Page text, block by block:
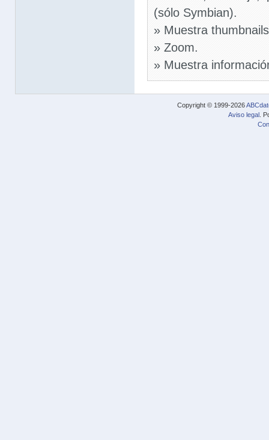
(sólo Symbian).
» Muestra
» Zoom.
» Muestra
Copyright © 1999-2026
Aviso legal .